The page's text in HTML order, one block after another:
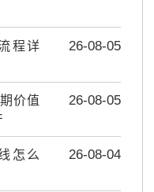
程详
26-08-05
价值
26-08-05
怎么
26-08-04